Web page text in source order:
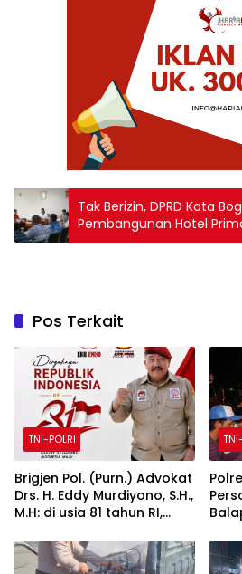
Tak Berizin, DPRD Kota
Pembangunan Hotel
Dihentikan
Pos Terkait
TNI-POLRI
Brigjen Pol. (Purn.) Advokat
Drs. H. Eddy Murdiyono, S.H.,
M.H: di usia 81 tahun RI,
hukum dan keadilan untuk
seluruh rakyat Indonesia